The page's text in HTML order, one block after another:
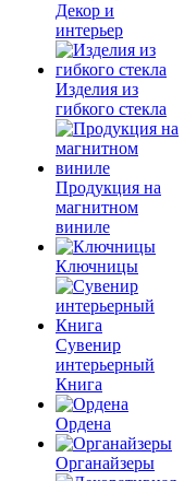
Декор и
интерьер
Изделия из
гибкого стекла
Продукция на
магнитном
виниле
Ключницы
Сувенир
интерьерный
Книга
Ордена
Органайзеры